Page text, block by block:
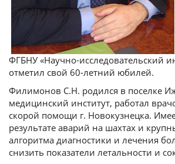
ФГБНУ «Научно-исследовательский
отметил свой 60-летний юбилей.
Филимонов С.Н. родился в поселке
медицинский институт, работал
скорой помощи г. Новокузнецка.
результате аварий на шахтах и
алгоритма диагностики и лечения
снизить показатели летальности и